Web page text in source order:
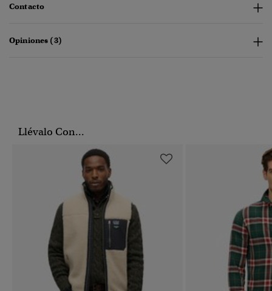
Contacto
Opiniones (3)
Llévalo Con...